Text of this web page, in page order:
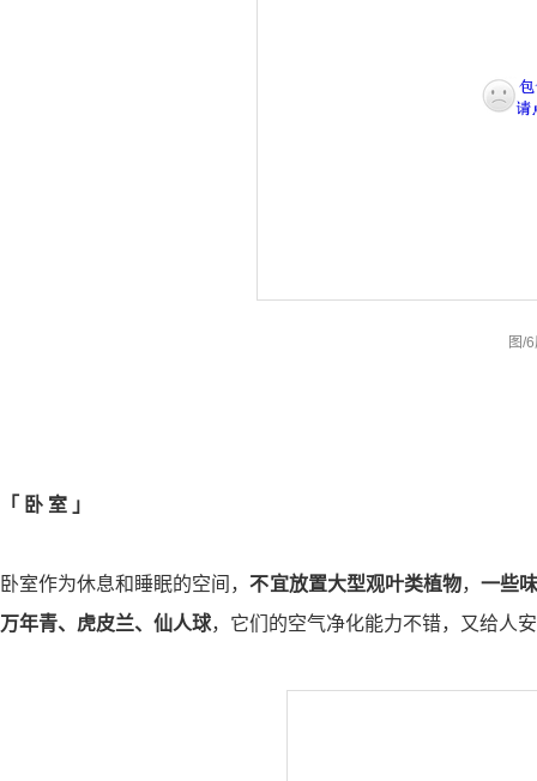
图/6
「 卧 室 」
卧室作为休息和睡眠的空间，不宜放置大型观叶类植物， 一些
万年青、虎皮兰、仙人球，它们的空气净化能力不错，又给人